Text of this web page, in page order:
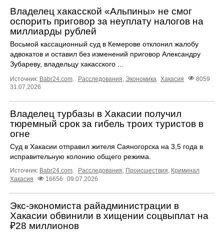
Владелец хакасской «Альпины» не смог
оспорить приговор за неуплату налогов на
миллиарды рублей
Восьмой кассационный суд в Кемерове отклонил жалобу
адвокатов и оставил без изменений приговор Александру
Зубареву, владельцу хакасского ...
Источник: Babr24.com Расследования Экономика Хакасия
8059
31.07.2026
Владелец турбазы в Хакасии получил
тюремный срок за гибель троих туристов в
огне
Суд в Хакасии отправил жителя Саяногорска на 3,5 года в
исправительную колонию общего режима.
Источник: Babr24.com Расследования Происшествия Криминал
Хакасия
16656 09.07.2026
Экс-экономиста райадминистрации в
Хакасии обвинили в хищении соцвыплат на
₽28 миллионов